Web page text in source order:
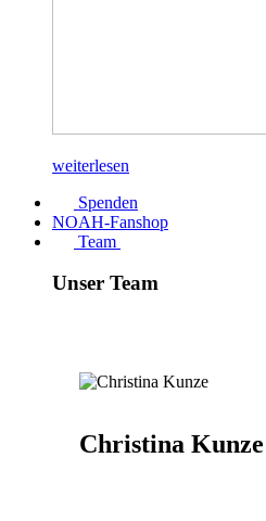
weiterlesen
Spenden
NOAH-Fanshop
Team
Unser Team
Christina Kunze